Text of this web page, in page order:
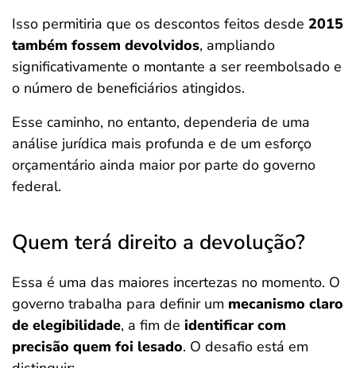
Isso permitiria que os descontos feitos desde 2015
também fossem devolvidos, ampliando
significativamente o montante a ser reembolsado e
o número de beneficiários atingidos.
Esse caminho, no entanto, dependeria de uma
análise jurídica mais profunda e de um esforço
orçamentário ainda maior por parte do governo
federal.
Quem terá direito a devolução?
Essa é uma das maiores incertezas no momento. O
governo trabalha para definir um mecanismo claro
de elegibilidade, a fim de identificar com
precisão quem foi lesado. O desafio está em